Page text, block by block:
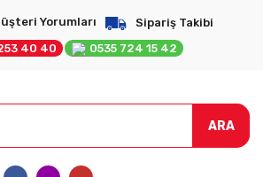
Yorumları
Sipariş Takibi
40 40
0535 724 15 42
ARA